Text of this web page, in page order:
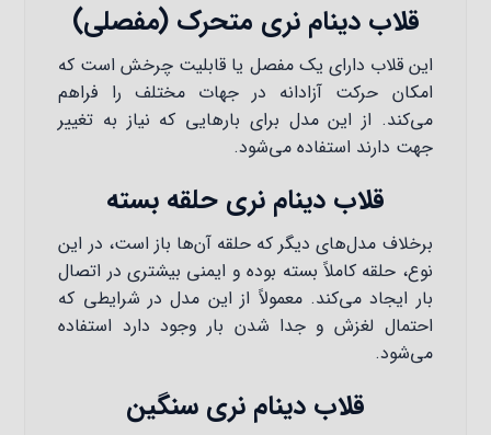
قلاب دینام نری متحرک (مفصلی)
این قلاب دارای یک مفصل یا قابلیت چرخش است که
امکان حرکت آزادانه در جهات مختلف را فراهم
می‌کند. از این مدل برای بارهایی که نیاز به تغییر
جهت دارند استفاده می‌شود.
قلاب دینام نری حلقه بسته
برخلاف مدل‌های دیگر که حلقه آن‌ها باز است، در این
نوع، حلقه کاملاً بسته بوده و ایمنی بیشتری در اتصال
بار ایجاد می‌کند. معمولاً از این مدل در شرایطی که
احتمال لغزش و جدا شدن بار وجود دارد استفاده
می‌شود.
قلاب دینام نری سنگین